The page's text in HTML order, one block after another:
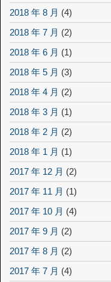
2018 年 8 月 (4)
2018 年 7 月 (2)
2018 年 6 月 (1)
2018 年 5 月 (3)
2018 年 4 月 (2)
2018 年 3 月 (1)
2018 年 2 月 (2)
2018 年 1 月 (1)
2017 年 12 月 (2)
2017 年 11 月 (1)
2017 年 10 月 (4)
2017 年 9 月 (2)
2017 年 8 月 (2)
2017 年 7 月 (4)